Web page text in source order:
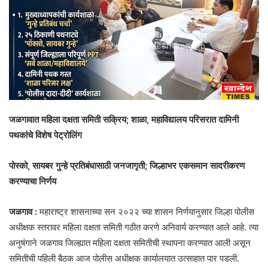
जळगावात महिला दक्षता समिती सक्रिय; शाळा, महाविद्यालय परिसरात दामिनी
पथकांचे विशेष पेट्रोलिंग
पोस्को, सायबर गुन्हे प्रतिबंधासाठी जनजागृती; जिल्हाभर एकसमान सादरीकरण
करण्याचा निर्णय
जळगाव :महाराष्ट्र शासनाच्या सन २०२२ च्या शासन निर्णयानुसार जिल्हा पोलीस
अधीक्षक स्तरावर महिला दक्षता समिती गठीत करणे अनिवार्य करण्यात आले आहे. त्या
अनुषंगाने जळगाव जिल्ह्यात महिला दक्षता समितीची स्थापना करण्यात आली असून
समितीची पहिली बैठक आज पोलीस अधीक्षक कार्यालयात उत्साहात पार पडली.